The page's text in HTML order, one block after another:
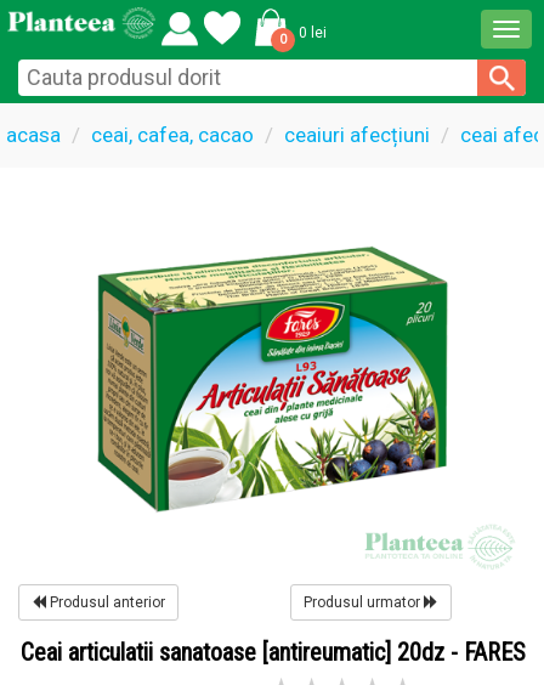
0 0 lei
acasa ceai, cafea, cacao ceaiuri afecțiuni ceai
Produsul anterior Produsul urmator
Ceai articulatii sanatoase [antireumatic] 20dz - FARES